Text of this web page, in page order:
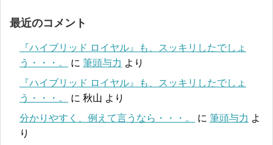
最近のコメント
『ハイブリッド ロイヤル』も、スッキリしたでしょ
う・・・。
に 筆頭与力 より
『ハイブリッド ロイヤル』も、スッキリしたでしょ
う・・・。
に 秋山 より
分かりやすく、例えて言うなら・・・。
に 筆頭与力 よ
り